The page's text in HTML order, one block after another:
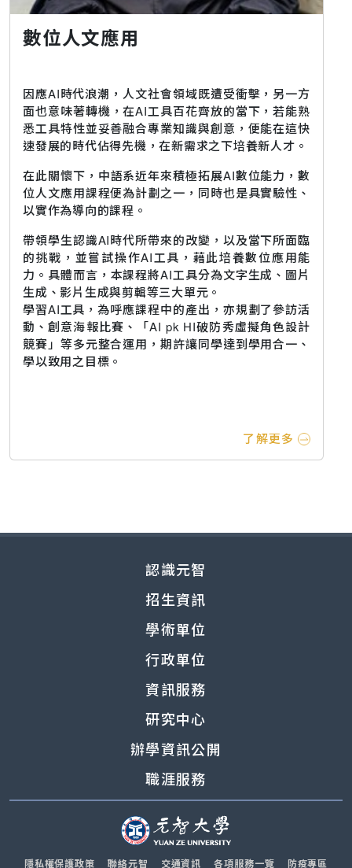
數位人文應用
因應AI時代浪潮，人文社會領域既遭受衝擊，另一方
面也意味著轉機，在AI工具百花齊放的當下，若能熟
悉工具特性並妥善融合專業知識與創意，便能在這快
速發展的時代佔得先機，在新需求之下培養新人才。
在此關懷下，中語系近年來積極拓展AI數位能力，數
位人文應用課程便為計劃之一，同時也是具實驗性、
以實作為導向的課程。
帶領學生認識AI時代所帶來的改變，以及當下所面臨
的挑戰，並嘗試操作AI工具，藉此培養數位應用能
力。具體而言，本課程將AI工具分為文字生成、圖片
生成、影片生成與剪輯等三大單元。
學習AI工具，為呼應課程中的產出，亦規劃了參訪活
動、創意海報比賽、「AI pk HI破防秀虛擬角色設計
競賽」等多元整合運用，期許讓同學達到學用合一、
學以致用之目標。
了解更多
認識元智
招生資訊
學術單位
行政單位
資訊服務
研究中心
辦學資訊公開
職涯服務
隱私權保護政策 聯絡元智 交通資訊 各項服務一覽 防疫專區